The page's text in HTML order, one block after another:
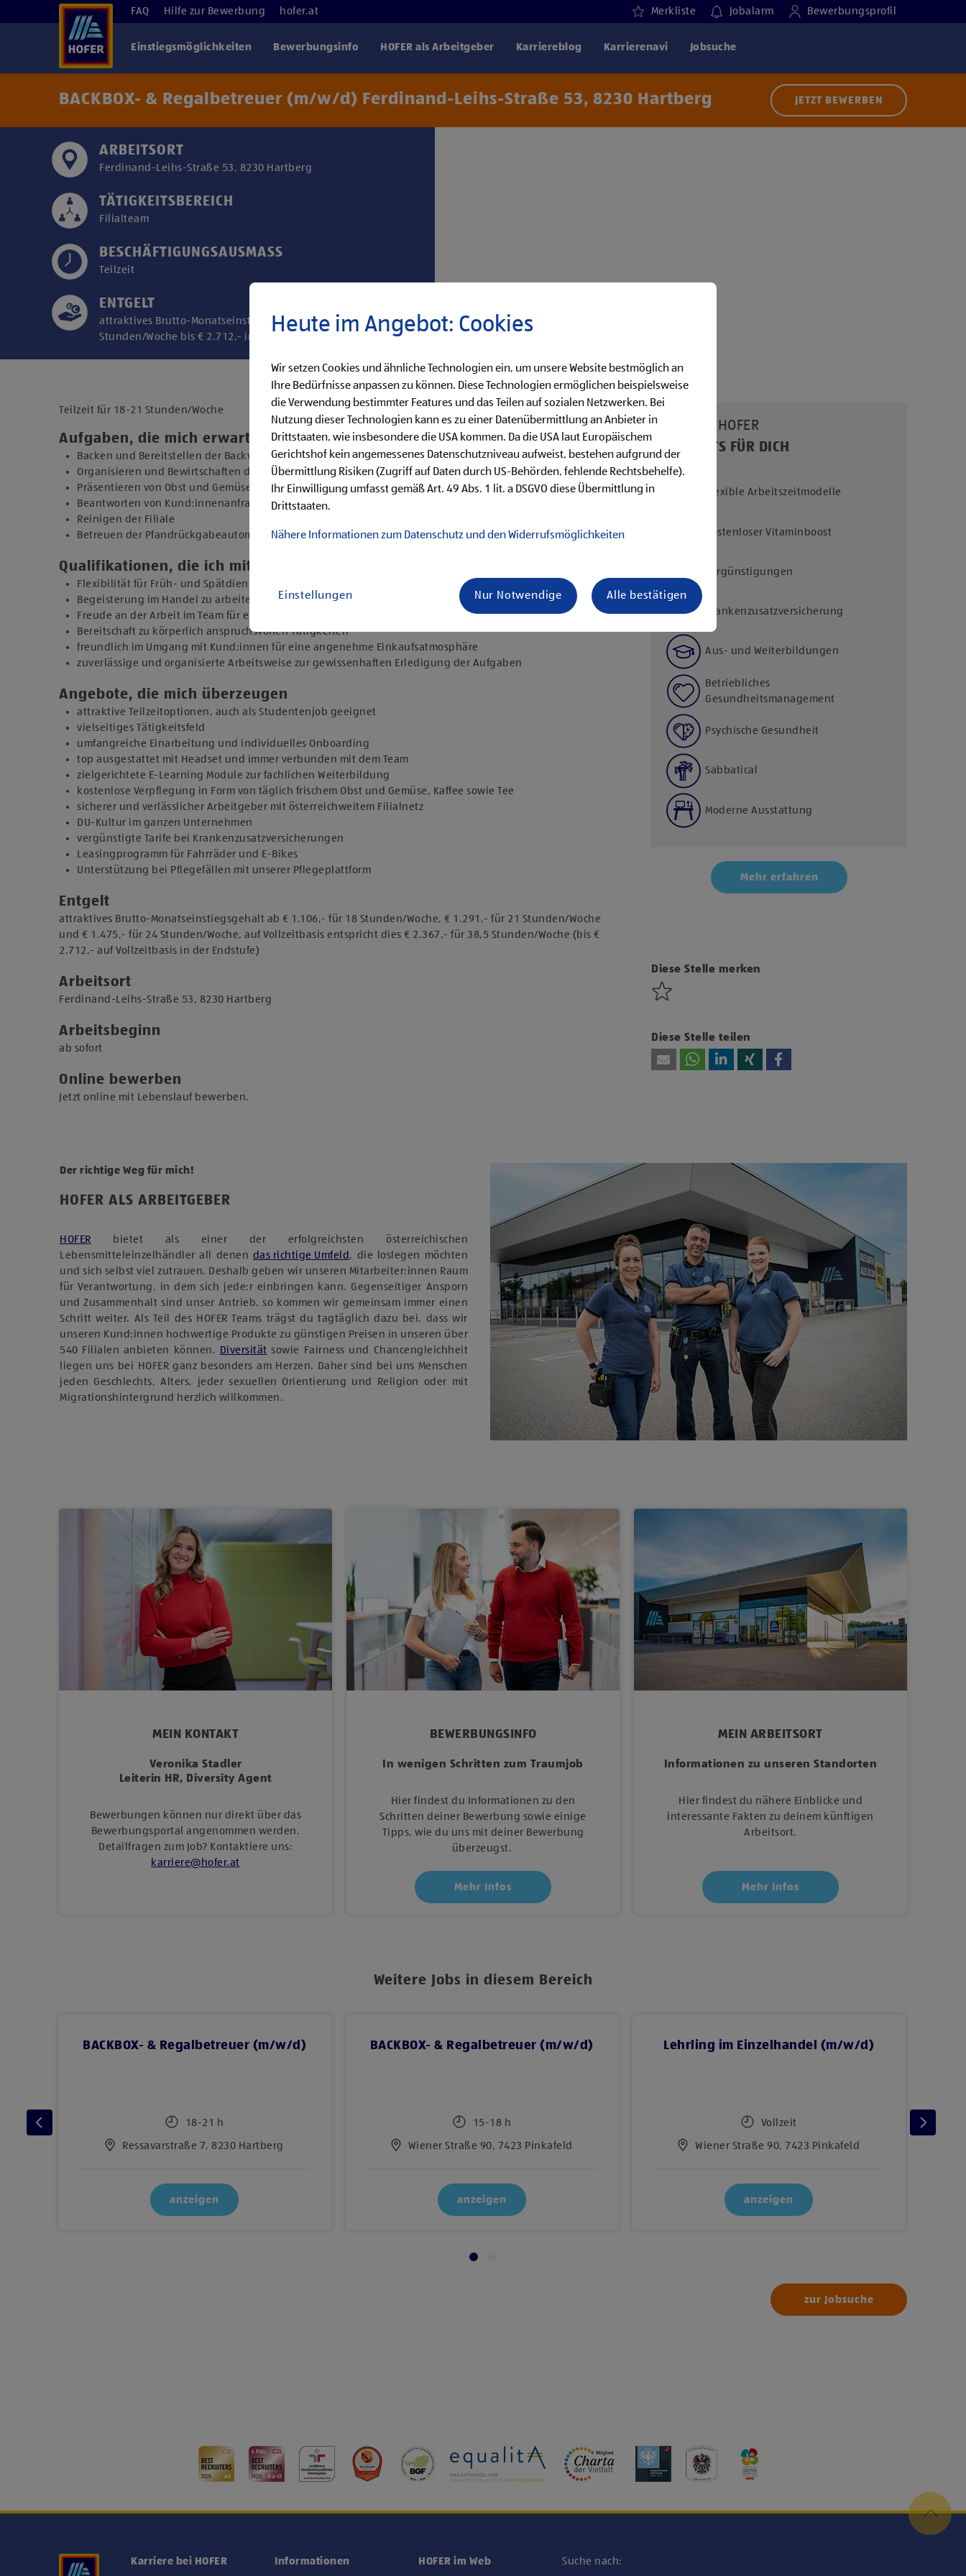
FAQ Hilfe zur Bewerbung hofer.at Merkliste Jobalarm Bewerbungsprofil
Einstiegsmöglichkeiten Bewerbungsinfo HOFER als Arbeitgeber Karriereblog Karrierenavi Jobsuche
BACKBOX- & Regalbetreuer (m/w/d) Ferdinand-Leihs-Straße 53, 8230 Hartberg JETZT BEWERBEN
ARBEITSORT
Ferdinand-Leihs-Straße 53, 8230 Hartberg
TÄTIGKEITSBEREICH
Filialteam
BESCHÄFTIGUNGSAUSMASS
Teilzeit
ENTGELT
attraktives Brutto-Monatseinstiegsgehalt ab € 2.367,- für 38,5
Stunden/Woche bis € 2.712,- in der Endstufe
Teilzeit für 18-21 Stunden/Woche
Aufgaben, die mich erwarten
Backen und Bereitstellen der Backware
Organisieren und Bewirtschaften der Regale
Präsentieren von Obst und Gemüse sowie Durchführen von Qualitätskontrollen
Beantworten von Kund:innenanfragen
Reinigen der Filiale
Betreuen der Pfandrückgabeautomaten
Qualifikationen, die ich mitbringe
Flexibilität für Früh- und Spätdienste (Montag bis Samstag)
Begeisterung im Handel zu arbeiten und den Unternehmenserfolg mitzugestalten
Freude an der Arbeit im Team für ein motiviertes Miteinander
Bereitschaft zu körperlich anspruchsvollen Tätigkeiten
freundlich im Umgang mit Kund:innen für eine angenehme Einkaufsatmosphäre
zuverlässige und organisierte Arbeitsweise zur gewissenhaften Erledigung der Aufgaben
Angebote, die mich überzeugen
attraktive Teilzeitoptionen, auch als Studentenjob geeignet
vielseitiges Tätigkeitsfeld
umfangreiche Einarbeitung und individuelles Onboarding
top ausgestattet mit Headset und immer verbunden mit dem Team
zielgerichtete E-Learning Module zur fachlichen Weiterbildung
kostenlose Verpflegung in Form von täglich frischem Obst und Gemüse, Kaffee sowie Tee
sicherer und verlässlicher Arbeitgeber mit österreichweitem Filialnetz
DU-Kultur im ganzen Unternehmen
vergünstigte Tarife bei Krankenzusatzversicherungen
Leasingprogramm für Fahrräder und E-Bikes
Unterstützung bei Pflegefällen mit unserer Pflegeplattform
Entgelt
attraktives Brutto-Monatseinstiegsgehalt ab € 1.106,- für 18 Stunden/Woche, € 1.291,- für 21 Stunden/Woche
und € 1.475,- für 24 Stunden/Woche, auf Vollzeitbasis entspricht dies € 2.367,- für 38,5 Stunden/Woche (bis €
2.712,- auf Vollzeitbasis in der Endstufe)
Arbeitsort
​Ferdinand-Leihs-Straße 53, 8230 Hartberg​
Arbeitsbeginn
​ab sofort​
Online bewerben
Jetzt online mit Lebenslauf bewerben.
UNSERE HOFER
BENEFITS FÜR DICH
Flexible Arbeitszeitmodelle
Kostenloser Vitaminboost
Vergünstigungen
Krankenzusatzversicherung
Aus- und Weiterbildungen
Betriebliches
Gesundheitsmanagement
Psychische Gesundheit
Sabbatical
Moderne Ausstattung
Mehr erfahren
diesen Inhalt anzuzeigen.
Diese Stelle merken
Diese Stelle teilen
HOFER ALS ARBEITGEBER
Der richtige Weg für mich!
HOFER bietet als einer der erfolgreichsten österreichischen
Lebensmitteleinzelhändler all denen das richtige Umfeld , die loslegen möchten
und sich selbst viel zutrauen. Deshalb geben wir unseren Mitarbeiter:innen Raum
für Verantwortung, in dem sich jede:r einbringen kann. Gegenseitiger Ansporn
und Zusammenhalt sind unser Antrieb, so kommen wir gemeinsam immer einen
Schritt weiter. Als Teil des HOFER Teams trägst du tagtäglich dazu bei, dass wir
unseren Kund:innen hochwertige Produkte zu günstigen Preisen in unseren über
540 Filialen anbieten können. Diversität sowie Fairness und Chancengleichheit
liegen uns bei HOFER ganz besonders am Herzen. Daher sind bei uns Menschen
jeden Geschlechts, Alters, jeder sexuellen Orientierung und Religion oder mit
Migrationshintergrund herzlich willkommen.
MEIN KONTAKT
Veronika Stadler
Leiterin HR, Diversity Agent
Bewerbungen können nur direkt über das
Bewerbungsportal angenommen werden.
Detailfragen zum Job? Kontaktiere uns:
karriere@ hofer.at
BEWERBUNGSINFO
In wenigen Schritten zum Traumjob
Hier findest du Informationen zu den
Schritten deiner Bewerbung sowie einige
Tipps, wie du uns mit deiner Bewerbung
überzeugst.
Mehr Infos
MEIN ARBEITSORT
Informationen zu unseren Standorten
Hier findest du nähere Einblicke und
interessante Fakten zu deinem künftigen
Arbeitsort.
Mehr Infos
Weitere Jobs in diesem Bereich
BACKBOX- & Regalbetreuer (m/w/d)
18-21 h
Ressavarstraße 7, 8230 Hartberg
anzeigen
BACKBOX-​ & Regalbetreuer (m/w/d)
15-18 h
Wiener Straße 90, 7423 Pinkafeld
anzeigen
Lehrling im Einzelhandel (m/w/d)
Vollzeit
Wiener Straße 90, 7423 Pinkafeld
anzeigen
zur Jobsuche
Karriere bei HOFER Informationen HOFER im Web Suche nach:
Heute im Angebot: Cookies
Wir setzen Cookies und ähnliche Technologien ein, um unsere Website bestmöglich an
Ihre Bedürfnisse anpassen zu können. Diese Technologien ermöglichen beispielsweise
die Verwendung bestimmter Features und das Teilen auf sozialen Netzwerken. Bei
Nutzung dieser Technologien kann es zu einer Datenübermittlung an Anbieter in
Drittstaaten, wie insbesondere die USA kommen. Da die USA laut Europäischem
Gerichtshof kein angemessenes Datenschutzniveau aufweist, bestehen aufgrund der
Übermittlung Risiken (Zugriff auf Daten durch US-Behörden, fehlende Rechtsbehelfe).
Ihr Einwilligung umfasst gemäß Art. 49 Abs. 1 lit. a DSGVO diese Übermittlung in
Drittstaaten.
Nähere Informationen zum Datenschutz und den Widerrufsmöglichkeiten
Einstellungen Nur Notwendige Alle bestätigen